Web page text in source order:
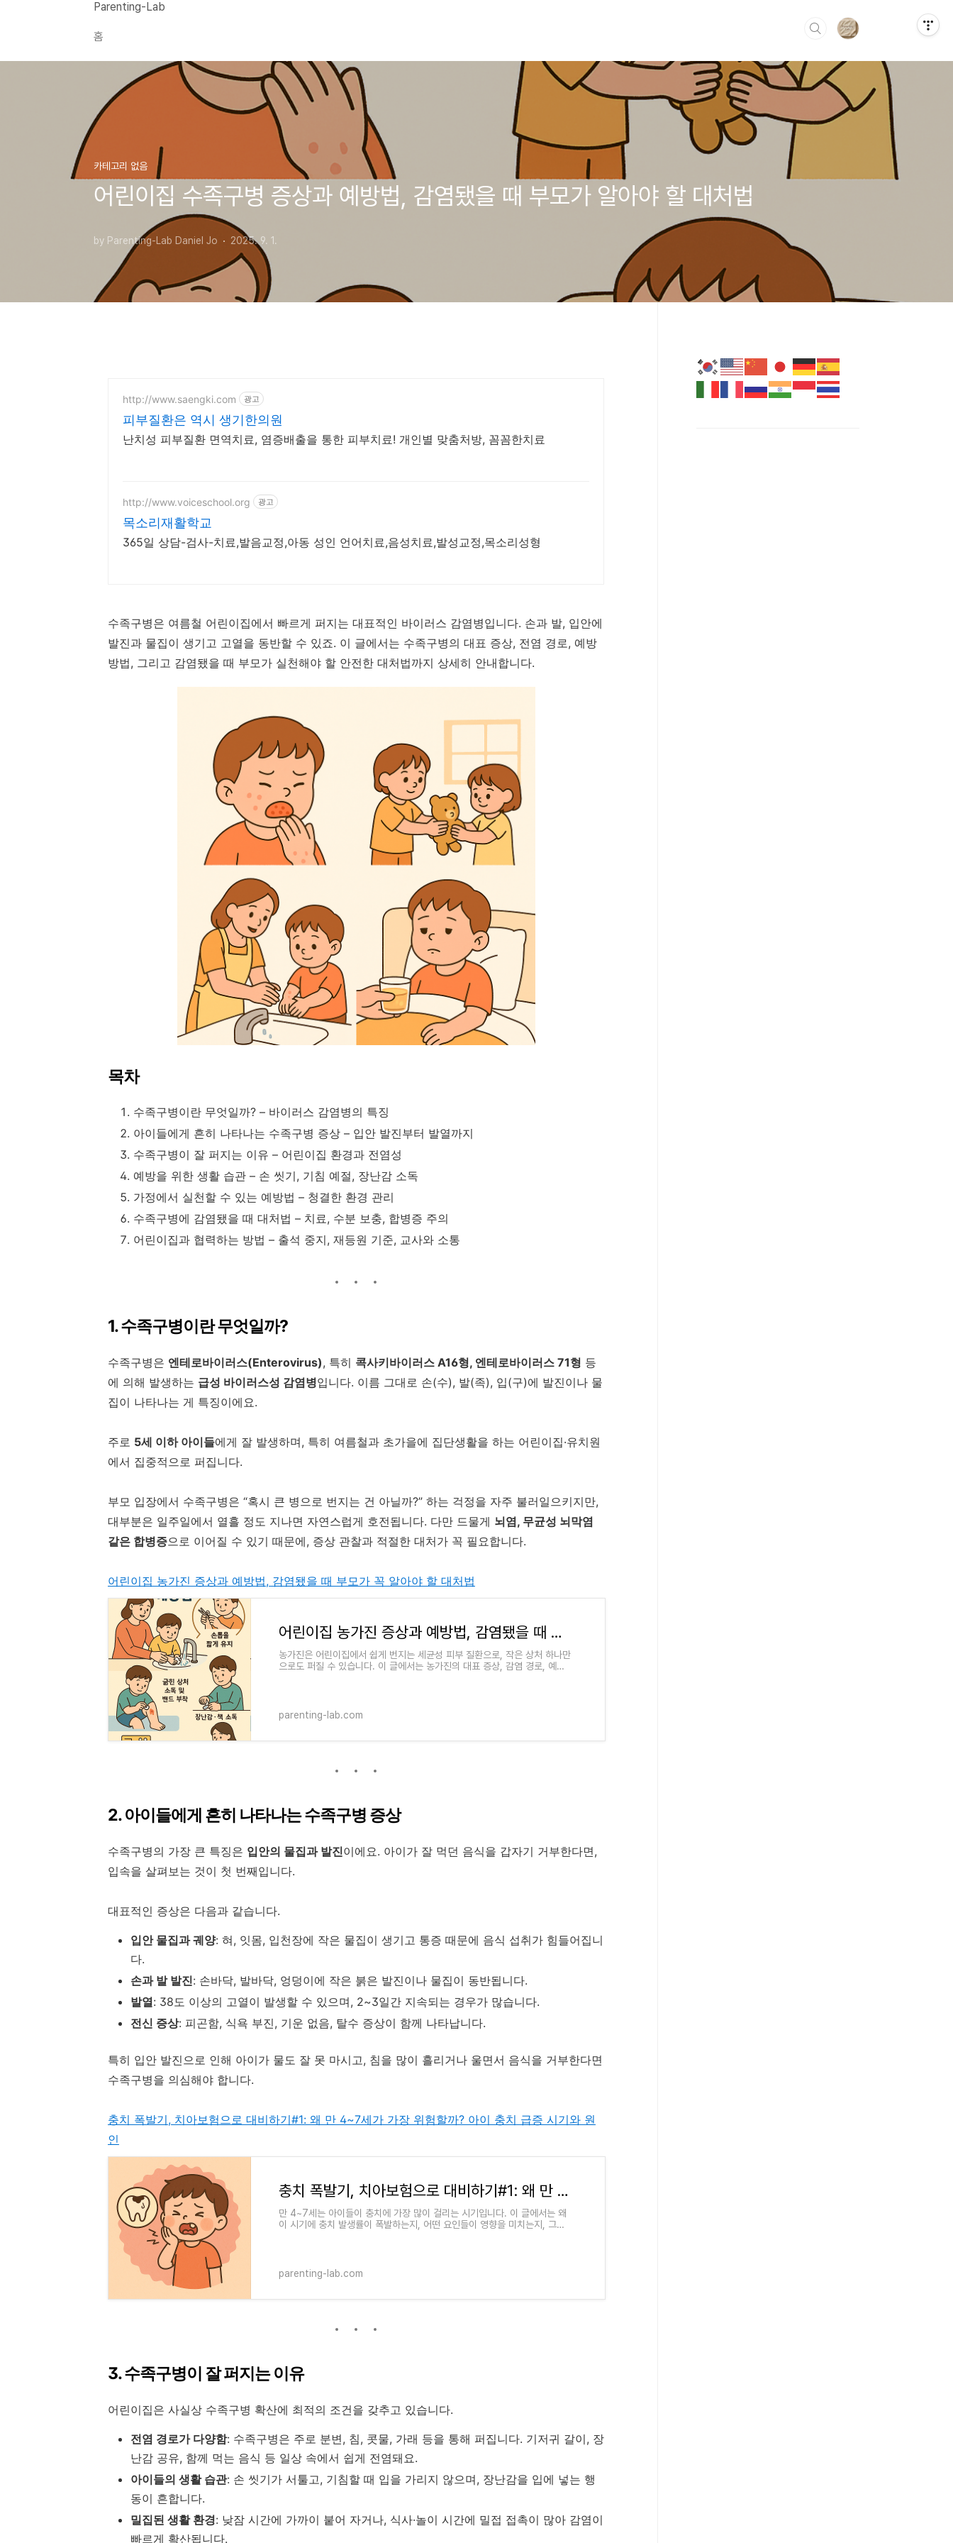
Parenting-Lab
홈
카테고리 없음
어린이집 수족구병 증상과 예방법, 감염됐을 때 부모가 알아야 할 대처법
by Parenting-Lab Daniel Jo 2025. 9. 1.
http://www.saengki.com 광고
피부질환은 역시 생기한의원
난치성 피부질환 면역치료, 염증배출을 통한 피부치료! 개인별 맞춤처방, 꼼꼼한치료
http://www.voiceschool.org 광고
목소리재활학교
365일 상담-검사-치료,발음교정,아동 성인 언어치료,음성치료,발성교정,목소리성형
수족구병은 여름철 어린이집에서 빠르게 퍼지는 대표적인 바이러스 감염병입니다. 손과 발, 입안에
발진과 물집이 생기고 고열을 동반할 수 있죠. 이 글에서는 수족구병의 대표 증상, 전염 경로, 예방
방법, 그리고 감염됐을 때 부모가 실천해야 할 안전한 대처법까지 상세히 안내합니다.
목차
수족구병이란 무엇일까? – 바이러스 감염병의 특징
아이들에게 흔히 나타나는 수족구병 증상 – 입안 발진부터 발열까지
수족구병이 잘 퍼지는 이유 – 어린이집 환경과 전염성
예방을 위한 생활 습관 – 손 씻기, 기침 예절, 장난감 소독
가정에서 실천할 수 있는 예방법 – 청결한 환경 관리
수족구병에 감염됐을 때 대처법 – 치료, 수분 보충, 합병증 주의
어린이집과 협력하는 방법 – 출석 중지, 재등원 기준, 교사와 소통
1. 수족구병이란 무엇일까?
수족구병은 엔테로바이러스(Enterovirus), 특히 콕사키바이러스 A16형, 엔테로바이러스 71형 등
에 의해 발생하는 급성 바이러스성 감염병입니다. 이름 그대로 손(수), 발(족), 입(구)에 발진이나 물
집이 나타나는 게 특징이에요.
주로 5세 이하 아이들에게 잘 발생하며, 특히 여름철과 초가을에 집단생활을 하는 어린이집·유치원
에서 집중적으로 퍼집니다.
부모 입장에서 수족구병은 “혹시 큰 병으로 번지는 건 아닐까?” 하는 걱정을 자주 불러일으키지만,
대부분은 일주일에서 열흘 정도 지나면 자연스럽게 호전됩니다. 다만 드물게 뇌염, 무균성 뇌막염
같은 합병증으로 이어질 수 있기 때문에, 증상 관찰과 적절한 대처가 꼭 필요합니다.
어린이집 농가진 증상과 예방법, 감염됐을 때 부모가 꼭 알아야 할 대처법
어린이집 농가진 증상과 예방법, 감염됐을 때 부모가 꼭 알아야 할 대처법
농가진은 어린이집에서 쉽게 번지는 세균성 피부 질환으로, 작은 상처 하나만
으로도 퍼질 수 있습니다. 이 글에서는 농가진의 대표 증상, 감염 경로, 예방
parenting-lab.com
2. 아이들에게 흔히 나타나는 수족구병 증상
수족구병의 가장 큰 특징은 입안의 물집과 발진이에요. 아이가 잘 먹던 음식을 갑자기 거부한다면,
입속을 살펴보는 것이 첫 번째입니다.
대표적인 증상은 다음과 같습니다.
입안 물집과 궤양: 혀, 잇몸, 입천장에 작은 물집이 생기고 통증 때문에 음식 섭취가 힘들어집니
다.
손과 발 발진: 손바닥, 발바닥, 엉덩이에 작은 붉은 발진이나 물집이 동반됩니다.
발열: 38도 이상의 고열이 발생할 수 있으며, 2~3일간 지속되는 경우가 많습니다.
전신 증상: 피곤함, 식욕 부진, 기운 없음, 탈수 증상이 함께 나타납니다.
특히 입안 발진으로 인해 아이가 물도 잘 못 마시고, 침을 많이 흘리거나 울면서 음식을 거부한다면
수족구병을 의심해야 합니다.
충치 폭발기, 치아보험으로 대비하기#1: 왜 만 4~7세가 가장 위험할까? 아이 충치 급증 시기와 원
인
충치 폭발기, 치아보험으로 대비하기#1: 왜 만 4~7세가 가장 위험할까? 아이 충치 급증 시기와 원
만 4~7세는 아이들이 충치에 가장 많이 걸리는 시기입니다. 이 글에서는 왜
이 시기에 충치 발생률이 폭발하는지, 어떤 요인들이 영향을 미치는지, 그리
parenting-lab.com
3. 수족구병이 잘 퍼지는 이유
어린이집은 사실상 수족구병 확산에 최적의 조건을 갖추고 있습니다.
전염 경로가 다양함: 수족구병은 주로 분변, 침, 콧물, 가래 등을 통해 퍼집니다. 기저귀 갈이, 장
난감 공유, 함께 먹는 음식 등 일상 속에서 쉽게 전염돼요.
아이들의 생활 습관: 손 씻기가 서툴고, 기침할 때 입을 가리지 않으며, 장난감을 입에 넣는 행
동이 흔합니다.
밀집된 생활 환경: 낮잠 시간에 가까이 붙어 자거나, 식사·놀이 시간에 밀접 접촉이 많아 감염이
빠르게 확산됩니다.